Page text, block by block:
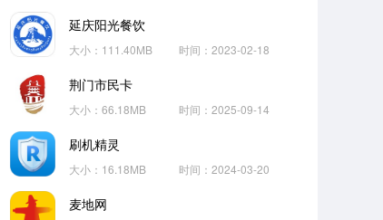
延庆阳光餐饮
大小：111.40MB 时间：2023-02-18
荆门市民卡
大小：66.18MB 时间：2025-09-14
刷机精灵
大小：16.18MB 时间：2024-03-20
麦地网